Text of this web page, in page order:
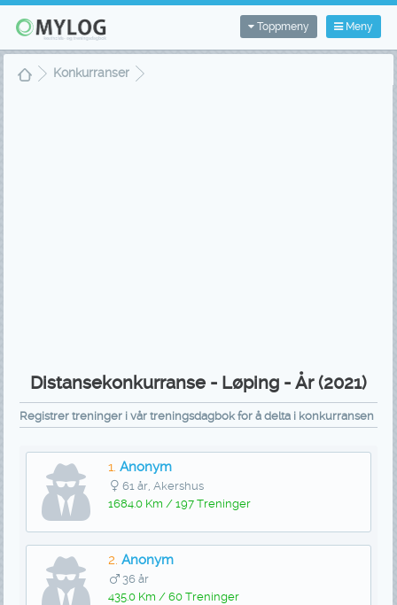
Meny
Toppmeny
Konkurranser
Distansekonkurranse - Løping - År (2021)
Registrer treninger i vår treningsdagbok for å delta i konkurransen
1. Anonym
61 år, Akershus
1684.0 Km / 197 Treninger
2. Anonym
36 år
435.0 Km / 60 Treninger